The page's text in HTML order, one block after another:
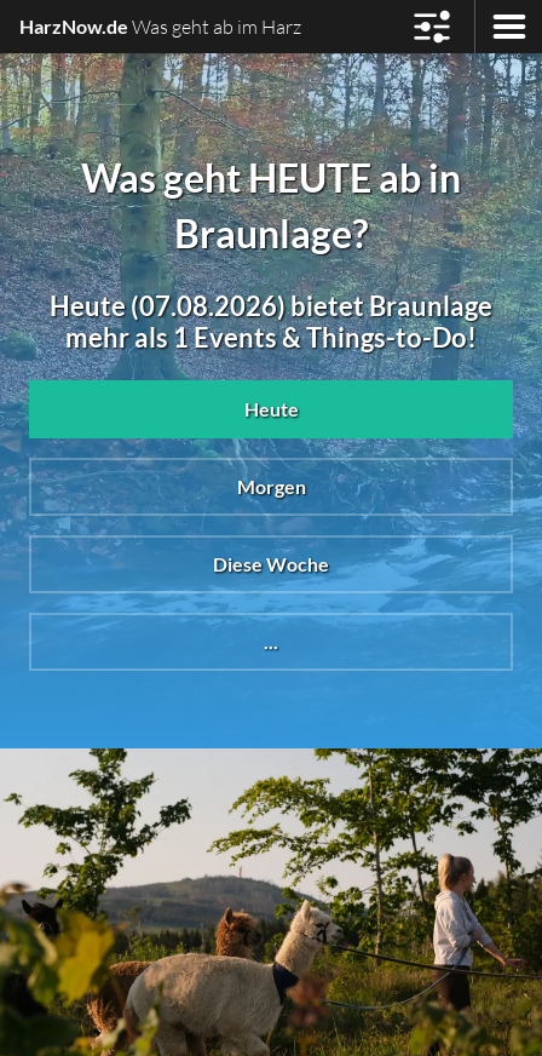
HarzNow.de Was geht ab im Harz
Was geht HEUTE ab in
Braunlage?
Heute (07.08.2026) bietet Braunlage
mehr als 1 Events & Things-to-Do!
Heute
Morgen
Diese Woche